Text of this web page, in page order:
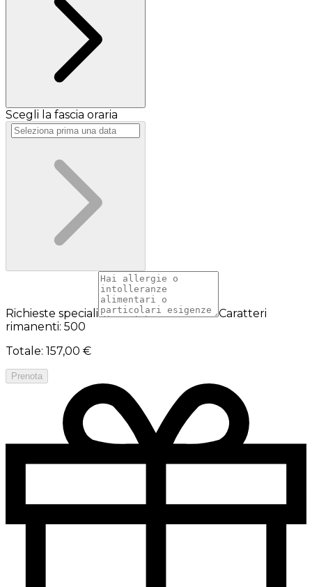
Scegli la fascia oraria
Richieste speciali
Caratteri
rimanenti: 500
Totale: 157,00 €
Prenota